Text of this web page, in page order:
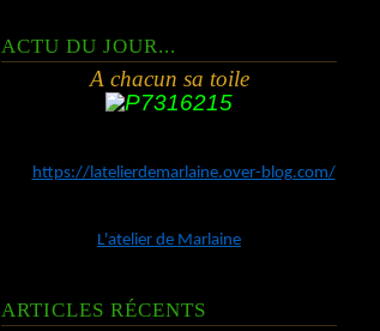
ACTU DU JOUR...
A chacun sa toile
https://latelierdemarlaine.over-blog.com/
L'atelier de Marlaine
ARTICLES RÉCENTS